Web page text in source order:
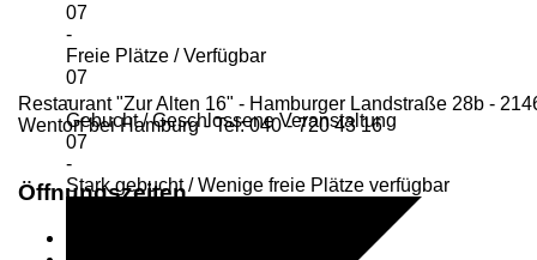
07
-
Freie Plätze / Verfügbar
07
-
Gebucht / Geschlossene Veranstaltung
07
-
Stark gebucht / Wenige freie Plätze verfügbar
Restaurant "Zur Alten 16" - Hamburger Landstraße 28b -
Wentorf bei Hamburg - Tel: 040 - 720 43 16
Öffnungszeiten